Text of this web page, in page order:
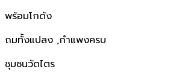
พร้อมโกดัง
ถมทั้งแปลง ,กำแพงครบ
ชุมชนวัดไตร